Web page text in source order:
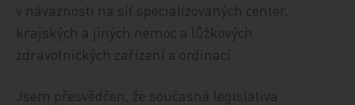
v návaznosti na síť specializovaných center,
krajských a jiných nemoc a lůžkových
zdravotnických zařízení a ordinací.
Jsem přesvědčen, že současná legislativa